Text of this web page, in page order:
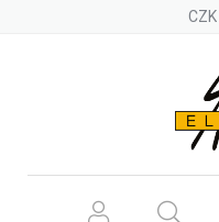
CZK